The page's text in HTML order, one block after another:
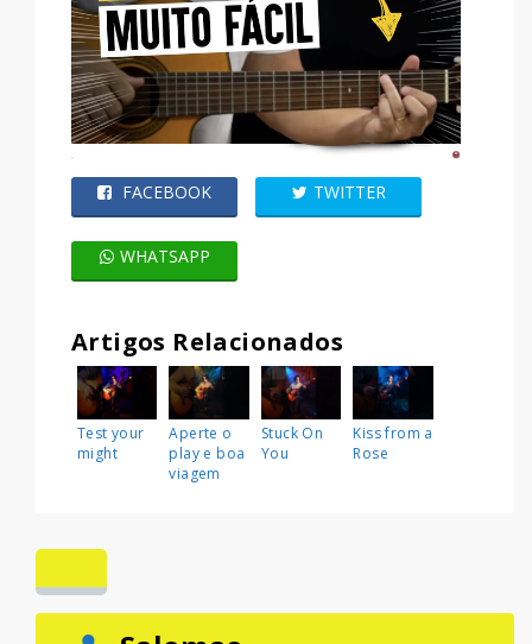
FACEBOOK TWITTER
WHATSAPP
Artigos Relacionados
Test your
might
Aperte o
play e boa
viagem
Stuck On
You
Kiss from a
Rose